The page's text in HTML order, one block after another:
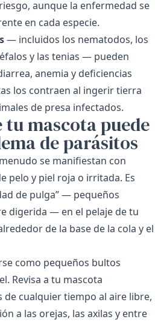
aunque la enfermedad se
en cada especie.
— incluidos los nematodos, los
y las tenias — pueden
anemia y deficiencias
los contraen al ingerir tierra
de presa infectados.
tu mascota puede
de parásitos
se manifiestan con
pelo y piel roja o irritada. Es
de pulga” — pequeños
digerida — en el pelaje de tu
de la base de la cola y el
como pequeños bultos
Revisa a tu mascota
de cualquier tiempo al aire libre,
a las orejas, las axilas y entre